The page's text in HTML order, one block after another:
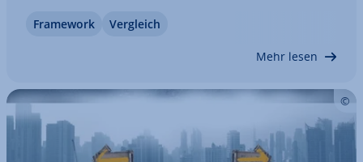
bi­blio­thek React. In diesem Guide erfahren Sie,
Framework Vergleich
Mehr lesen